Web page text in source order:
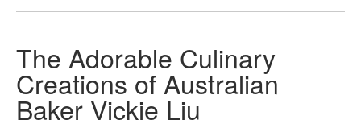
The Adorable Culinary
Creations of Australian
Baker Vickie Liu